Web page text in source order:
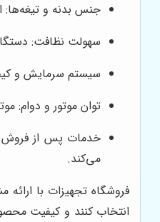
جنس بدنه و تیغه‌ها:
سهولت نظافت:
سیستم سرمایش و
توان موتور و دوام:
خدمات پس از فروش
می‌کند.
فروشگاه تجهیزات با
انتخاب کنند و کیفیت